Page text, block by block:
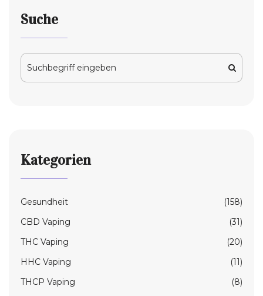
Suche
Kategorien
Gesundheit
(158)
CBD Vaping
(31)
THC Vaping
(20)
HHC Vaping
(11)
THCP Vaping
(8)